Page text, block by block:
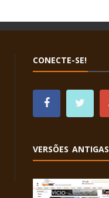
CONECTE-SE!
VERSÕES ANTIGAS